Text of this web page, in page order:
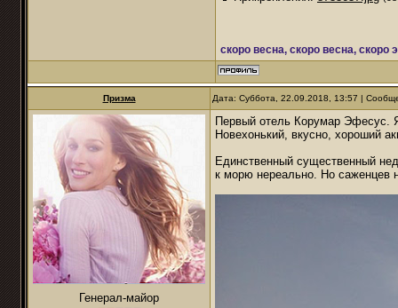
скоро весна, скоро весна, скоро
Призма Дата: Суббота, 22.09.2018, 13:57 |
Генерал-майор
Первый отель Корумар Эфесус.
Новехонький, вкусно, хороший
Единственный существенный
к морю нереально. Но саженцев